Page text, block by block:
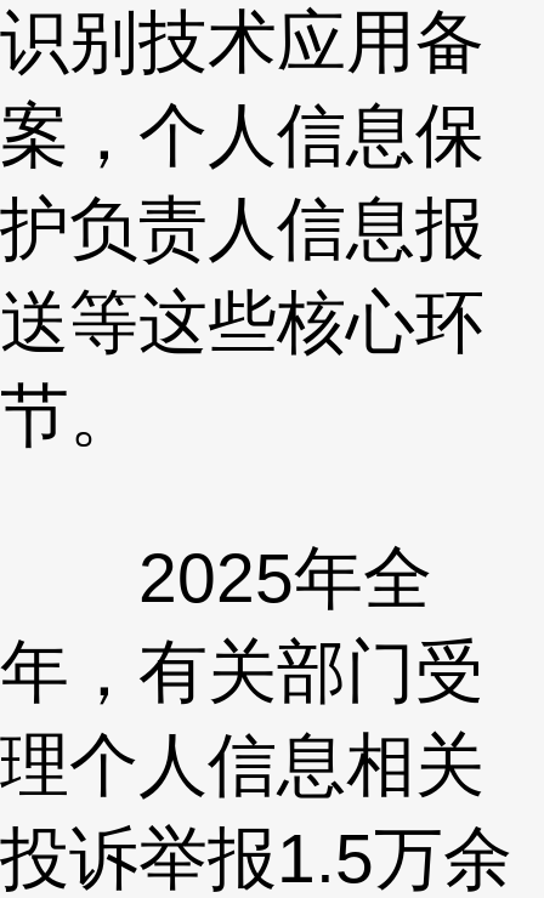
识别技术应用备
案，个人信息保
护负责人信息报
送等这些核心环
节。
2025年全
年，有关部门受
理个人信息相关
投诉举报1.5万余